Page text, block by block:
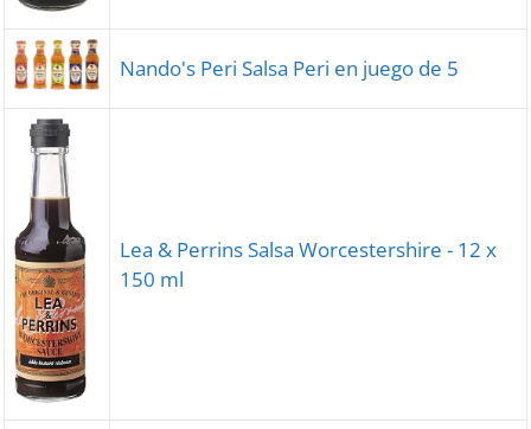
Nando's Peri Salsa Peri en juego de 5
Lea & Perrins Salsa Worcestershire - 12 x
150 ml